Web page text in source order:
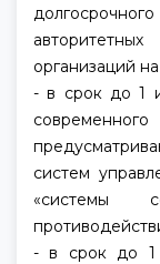
организаций
- в срок до 1
систем
«системы
- в срок до 1